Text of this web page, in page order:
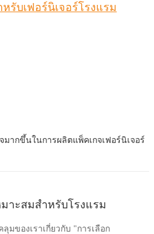
รับเฟอร์นิเจอร์โรงแรม
มากขึ้นในการผลิตแพ็คเกจเฟอร์นิเจอร์
มาะสมสำหรับโรงแรม
ของเราเกี่ยวกับ "การเลือก